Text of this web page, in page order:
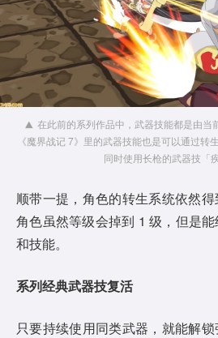
在此前的系列作品中，武器技能都是由当
《魔界战记 7》里的武器技能也是可以通过转
同时使用长枪的武器技「
顺带一提，角色的转生系统依然
角色虽然等级会掉到 1 级，但是
和技能。
系列经典武器技复活
只要持续使用同类武器，就能解